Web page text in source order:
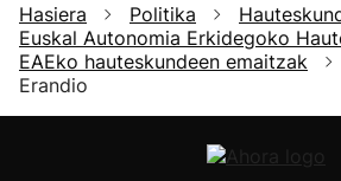
Hasiera Politika
Euskal Autonomia Erkidegoko
EAEko hauteskundeen emaitzak
Erandio